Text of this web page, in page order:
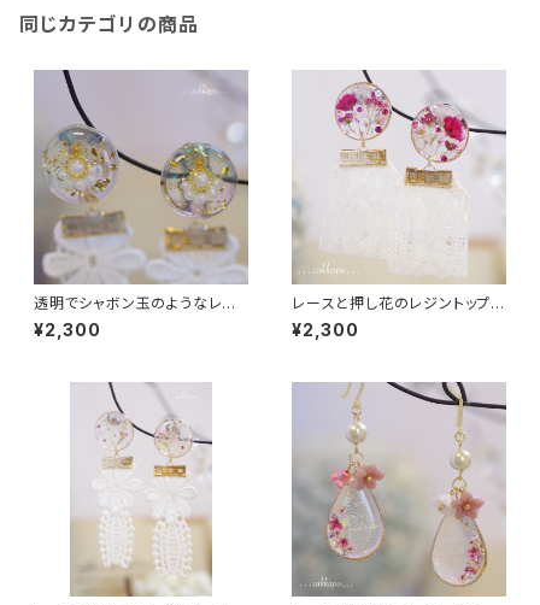
同じカテゴリの商品
透明でシャボン玉のようなレジ
ントップイヤリング
¥2,300
レースと押し花のレジントップピ
アス
¥2,300